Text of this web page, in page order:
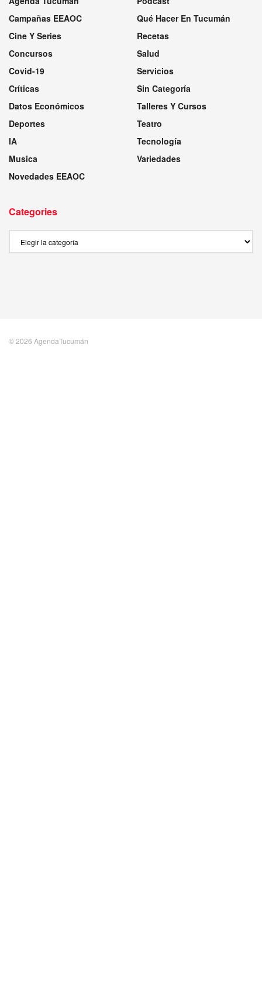
Campañas EEAOC
Cine Y Series
Concursos
Covid-19
Críticas
Datos Económicos
Deportes
IA
Musica
Novedades EEAOC
Qué Hacer En Tucumán
Recetas
Salud
Servicios
Sin Categoría
Talleres Y Cursos
Teatro
Tecnología
Variedades
Categories
© 2026 AgendaTucumán